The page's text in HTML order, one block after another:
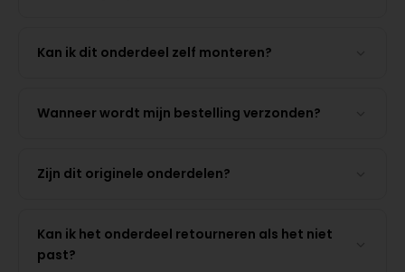
Kan ik dit onderdeel zelf monteren?
Wanneer wordt mijn bestelling verzonden?
Zijn dit originele onderdelen?
Kan ik het onderdeel retourneren als het niet
past?